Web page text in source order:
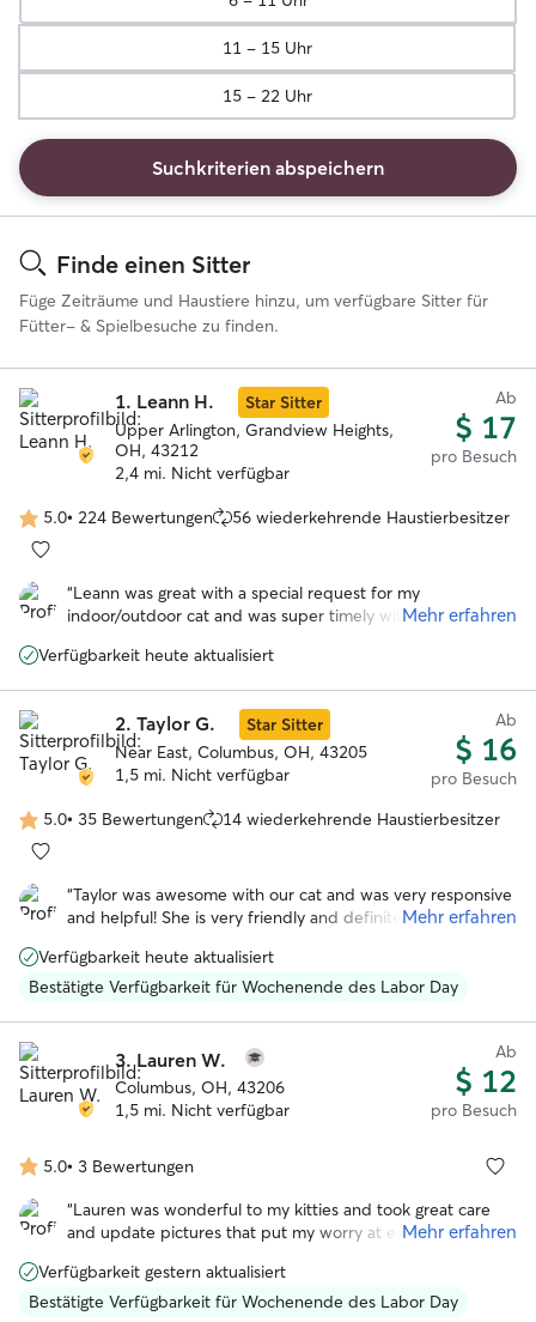
11 - 15 Uhr
15 - 22 Uhr
Suchkriterien abspeichern
Finde einen Sitter
Füge Zeiträume und Haustiere hinzu, um verfügbare Sitter für
Fütter- & Spielbesuche zu finden.
1. Leann H.
Star Sitter
Upper Arlington, Grandview Heights,
OH, 43212
2,4 mi. Nicht verfügbar
Ab
$ 17
pro Besuch
5.0
von
Sternen
5.0• 224 Bewertungen 56 wiederkehrende Haustierbesitzer
“Leann was great with a special request for my
indoor/outdoor cat and was super timely with her
immediately after her first visit for another weekend. Highly
Mehr erfahren
Verfügbarkeit heute aktualisiert
2. Taylor G.
Star Sitter
Near East, Columbus, OH, 43205
1,5 mi. Nicht verfügbar
Ab
$ 16
pro Besuch
5.0
von
Sternen
5.0• 35 Bewertungen 14 wiederkehrende Haustierbesitzer
“Taylor was awesome with our cat and was very responsive
and helpful! She is very friendly and definitely has some
recommend her and we will be booking with her again in
the future!”
Mehr erfahren
Verfügbarkeit heute aktualisiert
Bestätigte Verfügbarkeit für Wochenende des Labor Day
3.Lauren W.
Columbus, OH, 43206
1,5 mi. Nicht verfügbar
Ab
$ 12
pro Besuch
5.0
von
5
Sternen
5.0• 3 Bewertungen
“Lauren was wonderful to my kitties and took great care
and update pictures that put my worry at ease while I was
and some chocolates which was the sweetest surprise to
see upon returning. She is highly responsive and
Mehr erfahren
Verfügbarkeit gestern aktualisiert
Bestätigte Verfügbarkeit für Wochenende des Labor Day